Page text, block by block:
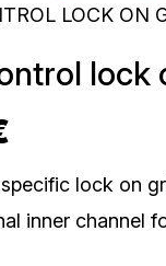
LOCK ON
lock
lock on
inner channel